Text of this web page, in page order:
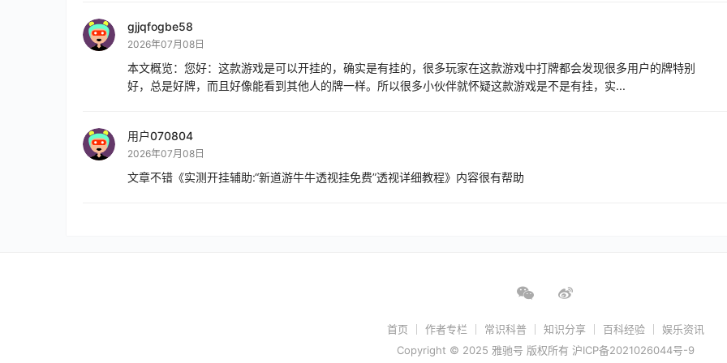
gjjqfogbe58
2026年07月08日
本文概览：您好：这款游戏是可以开挂的，确实是有挂的，很多玩家在这款游戏中打牌都会发现很多用户的牌特别
好，总是好牌，而且好像能看到其他人的牌一样。所以很多小伙伴就怀疑这款游戏是不是有挂，实...
用户070804
2026年07月08日
文章不错《实测开挂辅助:“新道游牛牛透视挂免费”透视详细教程》内容很有帮助
首页 作者专栏 常识科普 知识分享 百科经验
娱乐资讯
Copyright © 2025 雅驰号 版权所有 沪ICP备2021026044号-9